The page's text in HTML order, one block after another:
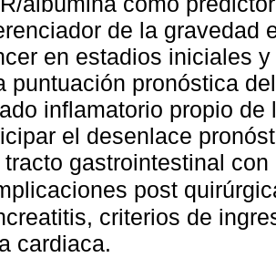
de la gravedad
en estadios iniciales
puntuación pronóstica
inflamatorio propio
el desenlace
tracto gastrointestinal
post
criterios de
cardiaca.